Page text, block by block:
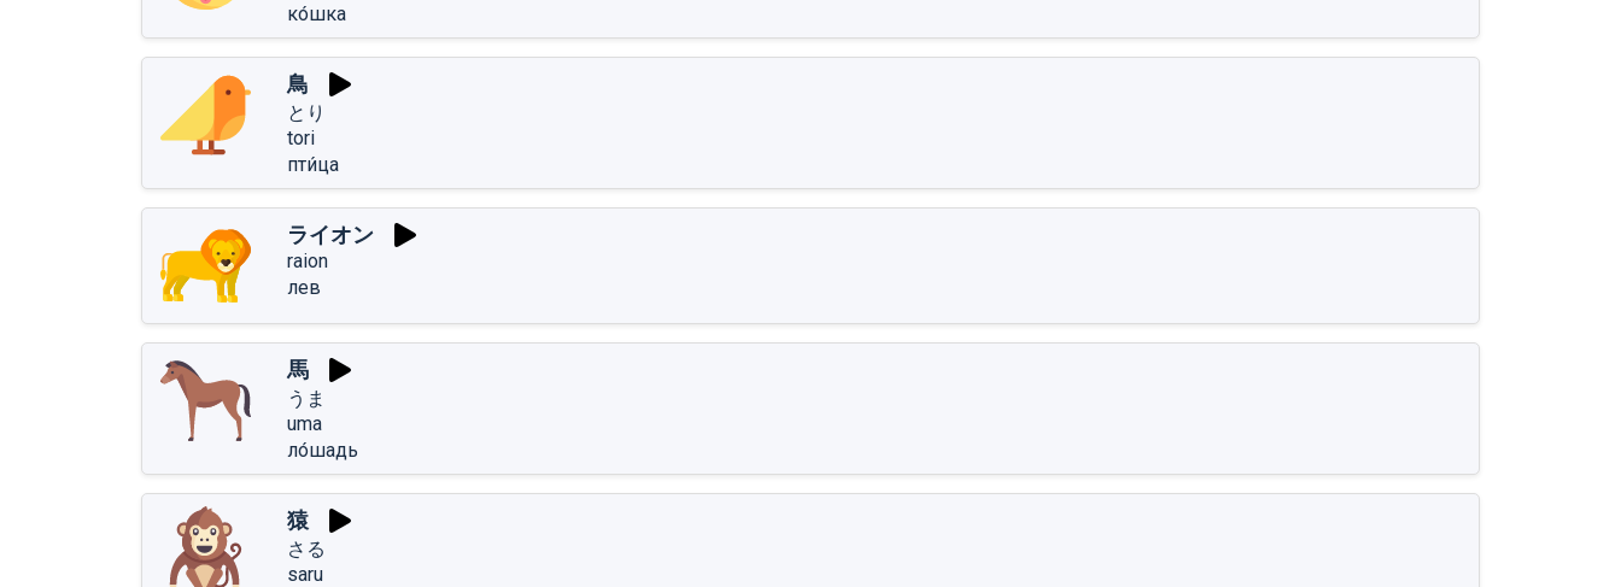
ко́шка
鳥
とり
tori
пти́ца
ライオン
raion
лев
馬
うま
uma
ло́шадь
猿
さる
saru